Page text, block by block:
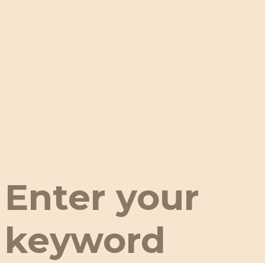
Enter your
keyword